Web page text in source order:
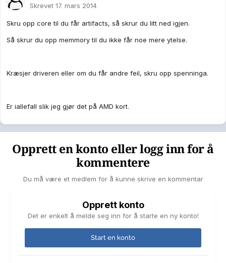
Skrevet 17. mars 2014
Skru opp core til du får artifacts, så skrur du litt ned igjen.
Så skrur du opp memmory til du ikke får noe mere ytelse.
Kræsjer driveren eller om du får andre feil, skru opp spenninga.
Er iallefall slik jeg gjør det på AMD kort.
Opprett en konto eller logg inn for å
kommentere
Du må være et medlem for å kunne skrive en kommentar
Opprett konto
Det er enkelt å melde seg inn for å starte en ny konto!
Start en konto